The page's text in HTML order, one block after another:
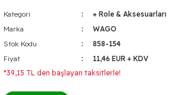
Kategori
⁕ Role & Aksesuarları
Marka
WAGO
Stok Kodu
858-154
Fiyat
11,46 EUR + KDV
*39,15 TL den başlayan taksitlerle!